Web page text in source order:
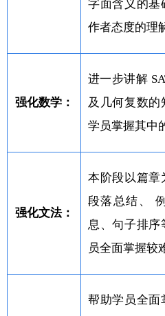
字面含义的基
作者态度的理
强化数学：
进一步讲解
及几何复数的
学员掌握其中
强化文法：
本阶段以篇章
段落总结、
息、句子排序
员全面掌握较
帮助学员全面